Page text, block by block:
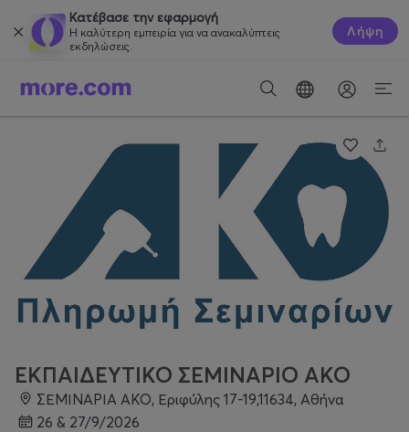
Κατέβασε την εφαρμογή
Η καλύτερη εμπειρία για να ανακαλύπτεις
εκδηλώσεις.
Λήψη
ΕΚΠΑΙΔΕΥΤΙΚΟ ΣΕΜΙΝΑΡΙΟ ΑΚΟ
ΣΕΜΙΝΑΡΙΑ ΑΚΟ, Εριφύλης 17-19,11634, Αθήνα
26 & 27/9/2026